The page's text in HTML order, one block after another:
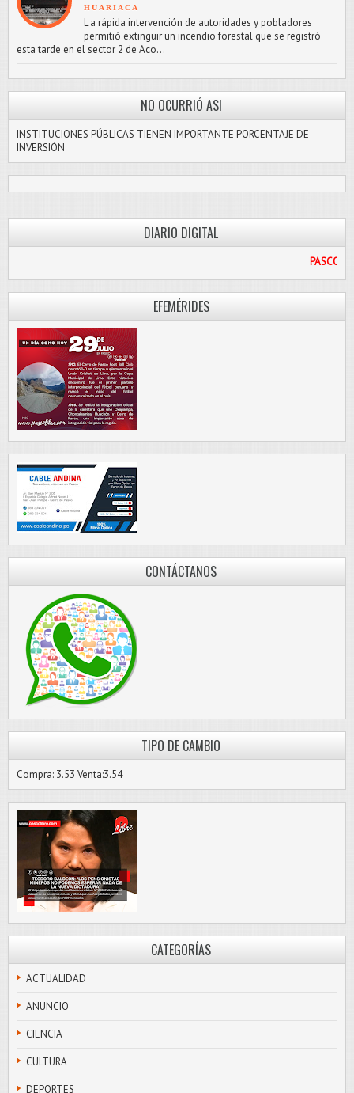
HUARIACA
L a rápida intervención de autoridades y pobladores
permitió extinguir un incendio forestal que se registró
esta tarde en el sector 2 de Aco...
NO OCURRIÓ ASI
INSTITUCIONES PÚBLICAS TIENEN IMPORTANTE PORCENTAJE DE
INVERSIÓN
DIARIO DIGITAL
EFEMÉRIDES
CONTÁCTANOS
TIPO DE CAMBIO
Compra: 3.53 Venta:3.54
CATEGORÍAS
ACTUALIDAD
ANUNCIO
CIENCIA
CULTURA
DEPORTES